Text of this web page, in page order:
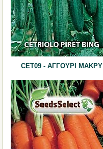
CET09 - ΑΓΓΟΥΡΙ ΜΑΚΡΥ